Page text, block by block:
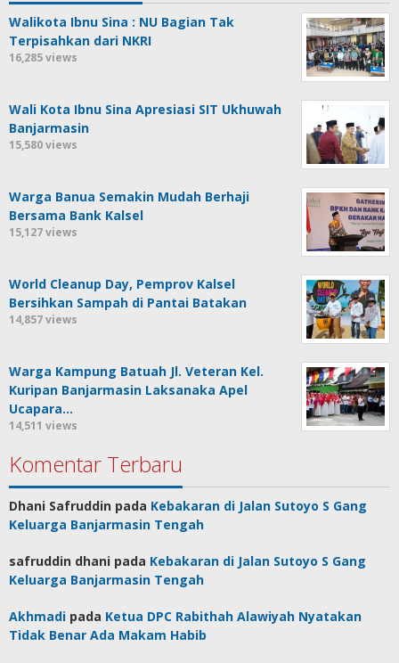
Walikota Ibnu Sina : NU Bagian Tak
Terpisahkan dari NKRI
16,285 views
Wali Kota Ibnu Sina Apresiasi SIT Ukhuwah
Banjarmasin
15,580 views
Warga Banua Semakin Mudah Berhaji
Bersama Bank Kalsel
15,127 views
World Cleanup Day, Pemprov Kalsel
Bersihkan Sampah di Pantai Batakan
14,857 views
Warga Kampung Batuah Jl. Veteran Kel.
Kuripan Banjarmasin Laksanaka Apel
Ucapara…
14,511 views
Komentar Terbaru
Dhani Safruddin pada Kebakaran di Jalan Sutoyo S Gang
Keluarga Banjarmasin Tengah
safruddin dhani pada Kebakaran di Jalan Sutoyo S Gang
Keluarga Banjarmasin Tengah
Akhmadi pada Ketua DPC Rabithah Alawiyah Nyatakan
Tidak Benar Ada Makam Habib